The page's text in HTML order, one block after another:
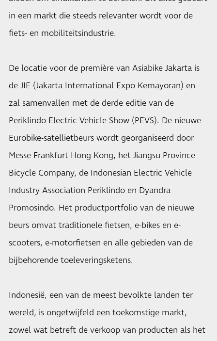
in een markt die steeds relevanter wordt voor de
fiets- en mobiliteitsindustrie.
De locatie voor de première van Asiabike Jakarta is
de JIE (Jakarta International Expo Kemayoran) en
zal samenvallen met de derde editie van de
Periklindo Electric Vehicle Show (PEVS). De nieuwe
Eurobike-satellietbeurs wordt georganiseerd door
Messe Frankfurt Hong Kong, het Jiangsu Province
Bicycle Company, de Indonesian Electric Vehicle
Industry Association Periklindo en Dyandra
Promosindo. Het productportfolio van de nieuwe
beurs omvat traditionele fietsen, e-bikes en e-
scooters, e-motorfietsen en alle gebieden van de
bijbehorende toeleveringsketens.
Indonesië, een van de meest bevolkte landen ter
wereld, is ongetwijfeld een toekomstige markt,
zowel wat betreft de verkoop van producten als het